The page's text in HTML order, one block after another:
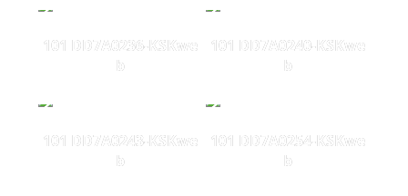
101 DD7A0236-KSKwe
b
101 DD7A0240-KSKwe
b
101 DD7A0243-KSKwe
b
101 DD7A0254-KSKwe
b